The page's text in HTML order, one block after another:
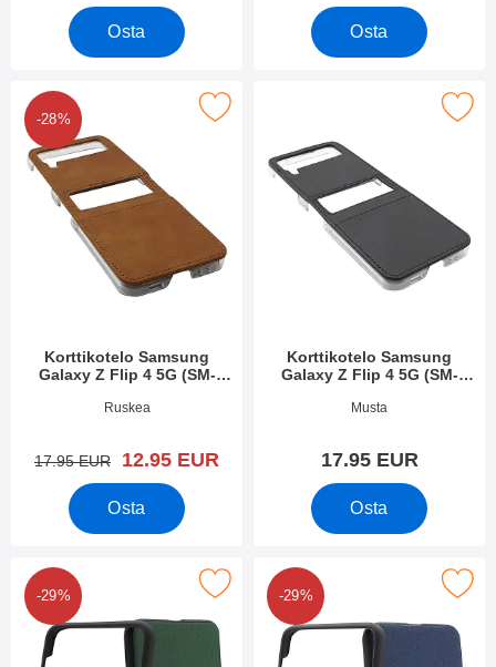
Osta Osta
-28%
Korttikotelo Samsung
Galaxy Z Flip 4 5G (SM-
Tuote.nro 44622
Ruskea
vanha hinta
17.95 EUR uusi hinta
12.95 EUR
Osta
Samsung Galaxy Z Flip 4 5G (SM-F721B) suosikiksi
Korttikotelo Samsung
Galaxy Z Flip 4 5G (SM-
Tuote.nro 44621
Musta
17.95 EUR
Osta
Merkitse korttikotelo Samsung Galaxy Z
-29%
puhelimeen Samsung Galaxy Z Flip 4 5G (SM-
-29%
Merkitse hardcase-kännykänkuori puhelimeen